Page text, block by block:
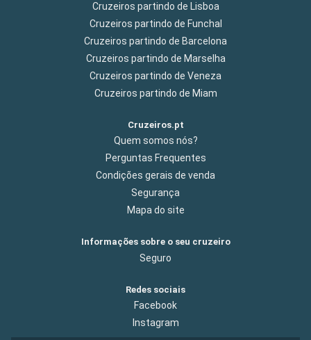
Cruzeiros partindo de Lisboa
Cruzeiros partindo de Funchal
Cruzeiros partindo de Barcelona
Cruzeiros partindo de Marselha
Cruzeiros partindo de Veneza
Cruzeiros partindo de Miam
Cruzeiros.pt
Quem somos nós?
Perguntas Frequentes
Condições gerais de venda
Segurança
Mapa do site
Informações sobre o seu cruzeiro
Seguro
Redes sociais
Facebook
Instagram